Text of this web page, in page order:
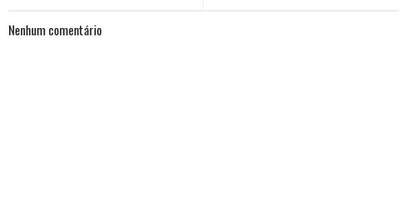
Nenhum comentário